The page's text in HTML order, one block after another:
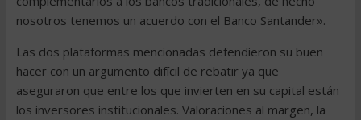
nosotros tenemos un acuerdo con el Banco Santander».
Las dos plataformas mencionadas defendieron su buen
hacer con un argumento difícil de rebatir ya que
aseguraron que entre los que invierten en su capital están
los inversores institucionales. Valoraciones al margen, la